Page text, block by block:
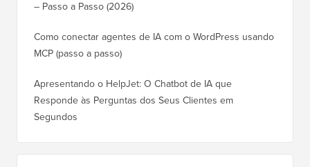
– Passo a Passo (2026)
Como conectar agentes de IA com o WordPress usando
MCP (passo a passo)
Apresentando o HelpJet: O Chatbot de IA que
Responde às Perguntas dos Seus Clientes em
Segundos